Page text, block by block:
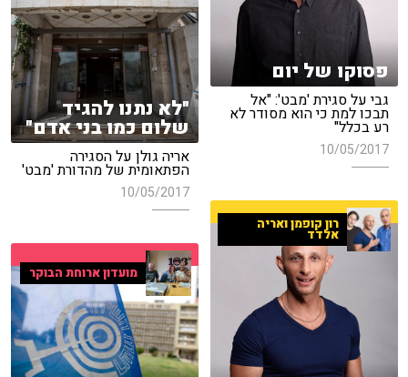
פסוקו של יום
גבי על סגירת 'מבט': "אל
תבכו למת כי הוא מסודר לא
רע בכלל"
10/05/2017
"לא נתנו להגיד
שלום כמו בני אדם"
אריה גולן על הסגירה
הפתאומית של מהדורת 'מבט'
10/05/2017
רון קופמן ואריה
אלדד
מועדון ארוחת הבוקר